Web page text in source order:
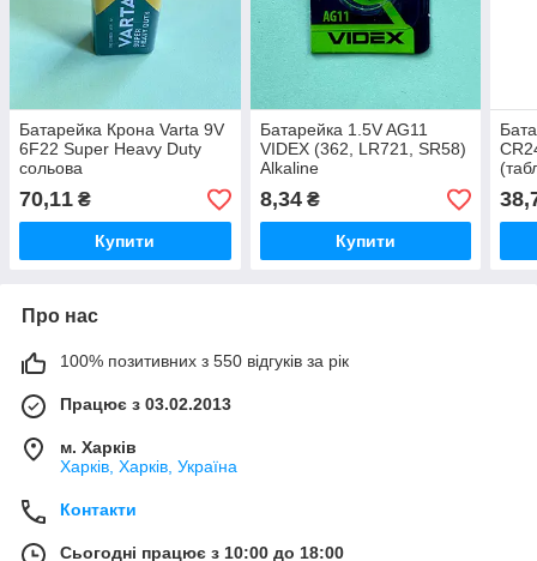
Батарейка Крона Varta 9V
6F22 Super Heavy Duty
сольова
70,11 ₴
Купити
Батарейка 1.5V AG11
VIDEX (362, LR721, SR58)
Alkaline
8,34₴
Купити
Про нас
100% позитивних з 550 відгуків за рік
Працює з 03.02.2013
м. Харків
Харків, Харків, Україна
Контакти
Сьогодні працює з 10:00 до 18:00